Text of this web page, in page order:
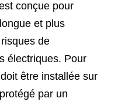
conçue pour
et plus
de
électriques. Pour
être installée sur
par un